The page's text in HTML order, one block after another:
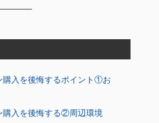
入を後悔するポイント①お
購入を後悔する②周辺環境